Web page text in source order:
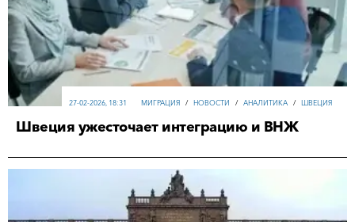
МИГРАЦИЯ / НОВОСТИ / АНАЛИТИКА / ШВЕЦИЯ
27-02-2026, 18:31
Швеция ужесточает интеграцию и ВНЖ